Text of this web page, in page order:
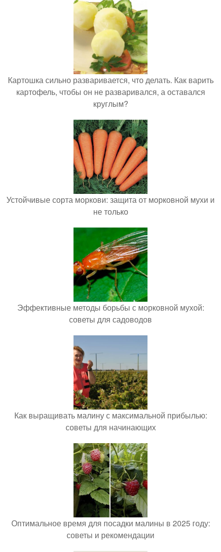
Картошка сильно разваривается, что делать. Как варить
картофель, чтобы он не разваривался, а оставался
круглым?
Устойчивые сорта моркови: защита от морковной мухи и
не только
Эффективные методы борьбы с морковной мухой:
советы для садоводов
Как выращивать малину с максимальной прибылью:
советы для начинающих
Оптимальное время для посадки малины в 2025 году:
советы и рекомендации